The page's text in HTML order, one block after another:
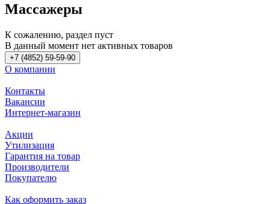
Массажеры
К сожалению, раздел пуст
В данный момент нет активных товаров
+7 (4852) 59-59-90
О компании
Контакты
Вакансии
Интернет-магазин
Акции
Утилизация
Гарантия на товар
Производители
Покупателю
Как оформить заказ